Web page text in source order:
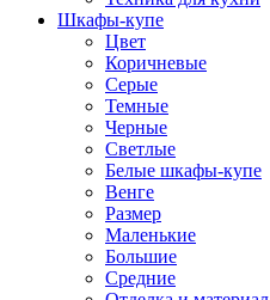
Шкафы-купе
Цвет
Коричневые
Серые
Темные
Черные
Светлые
Белые шкафы-купе
Венге
Размер
Маленькие
Большие
Средние